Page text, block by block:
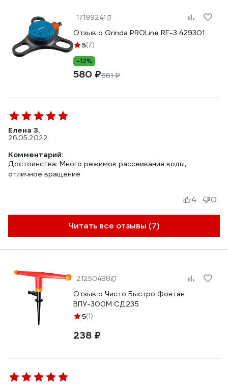
17199241
Отзыв о Grinda PROLine RF-3 429301
5(7)
-12%
580 ₽661 ₽
Елена З.
26.05.2022
Комментарий:
Достоинства: Много режимов рассеивания воды,
отличное вращение
Читать все отзывы (7)
4 0
21250498
Отзыв о Чисто Быстро Фонтан
ВПУ-300М СД235
5(1)
238 ₽